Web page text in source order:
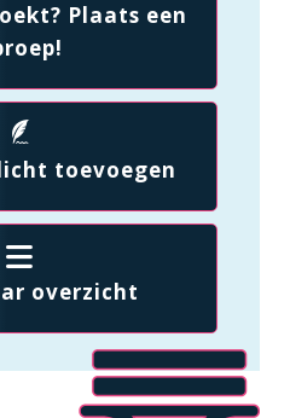
Plaats een
toevoegen
overzicht